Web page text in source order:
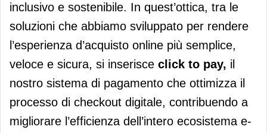
inclusivo e sostenibile. In quest’ottica, tra le
soluzioni che abbiamo sviluppato per rendere
l’esperienza d’acquisto online più semplice,
veloce e sicura, si inserisce click to pay, il
nostro sistema di pagamento che ottimizza il
processo di checkout digitale, contribuendo a
migliorare l’efficienza dell’intero ecosistema e-